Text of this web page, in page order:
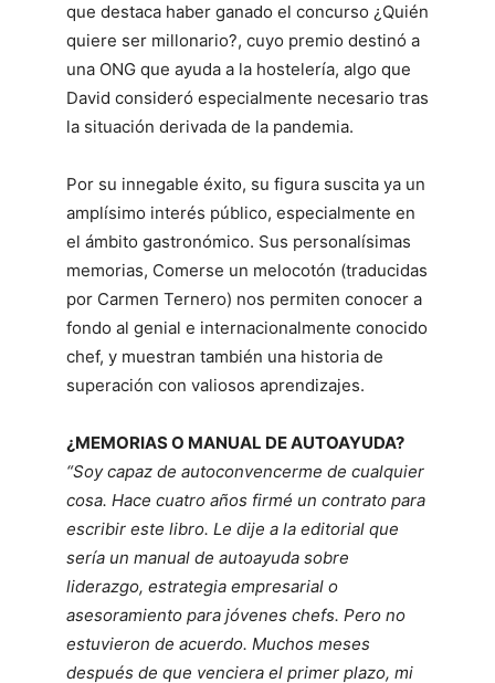
que destaca haber ganado el concurso ¿Quién
quiere ser millonario?, cuyo premio destinó a
una ONG que ayuda a la hostelería, algo que
David consideró especialmente necesario tras
la situación derivada de la pandemia.
Por su innegable éxito, su figura suscita ya un
amplísimo interés público, especialmente en
el ámbito gastronómico. Sus personalísimas
memorias, Comerse un melocotón (traducidas
por Carmen Ternero) nos permiten conocer a
fondo al genial e internacionalmente conocido
chef, y muestran también una historia de
superación con valiosos aprendizajes.
¿MEMORIAS O MANUAL DE AUTOAYUDA?
“Soy capaz de autoconvencerme de cualquier
cosa. Hace cuatro años firmé un contrato para
escribir este libro. Le dije a la editorial que
sería un manual de autoayuda sobre
liderazgo, estrategia empresarial o
asesoramiento para jóvenes chefs. Pero no
estuvieron de acuerdo. Muchos meses
después de que venciera el primer plazo, mi